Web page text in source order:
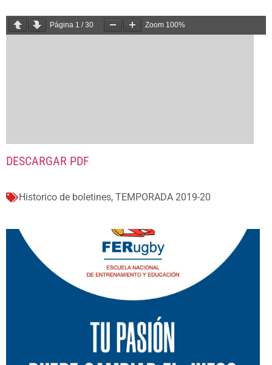
Página 1 /30 Zoom 100%
DESCARGAR PDF
Historico de boletines, TEMPORADA 2019-20